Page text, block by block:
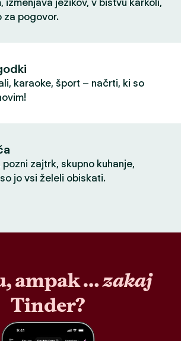
izmenjava jezikov, v bistvu karkoli,
za pogovor.
karaoke, šport – načrti, ki so
pozni zajtrk, skupno kuhanje,
jo vsi želeli obiskati.
ampak …zakaj
Tinder?